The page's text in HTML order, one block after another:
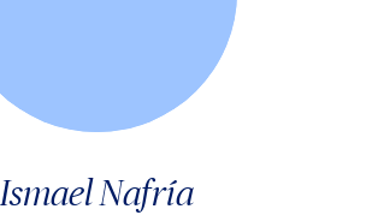
Ismael Nafría